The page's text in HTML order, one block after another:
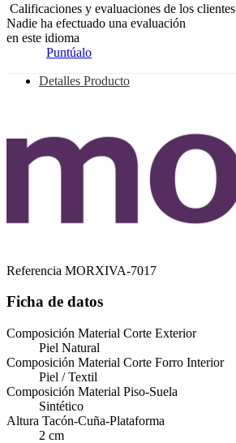
Calificaciones y evaluaciones de los clientes
Nadie ha efectuado una evaluación
en este idioma
Puntúalo
Detalles Producto
Referencia MORXIVA-7017
Ficha de datos
Composición Material Corte Exterior
Piel Natural
Composición Material Corte Forro Interior
Piel / Textil
Composición Material Piso-Suela
Sintético
Altura Tacón-Cuña-Plataforma
2 cm